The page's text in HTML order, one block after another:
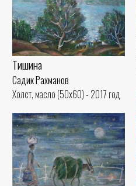
Тишина
Садик Рахманов
Холст, масло (50x60) - 2017 год